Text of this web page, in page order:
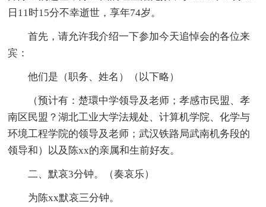
日11时15分不幸逝世，享年74岁。
首先，请允许我介绍一下参加今天追悼会的各位来
宾：
他们是（职务、姓名）（以下略）
（预计有：楚環中学领导及老师；孝感市民盟、孝
南区民盟？湖北工业大学法规处、计算机学院、化学与
环境工程学院的领导及老师；武汉铁路局武南机务段的
领导和）以及陈xx的亲属和生前好友。
二、默哀3分钟。（奏哀乐）
为陈xx默哀三分钟。